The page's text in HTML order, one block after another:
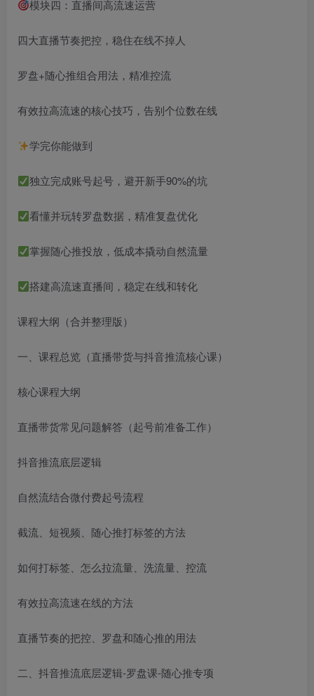
模块四：直播间高流速运营
四大直播节奏把控，稳住在线不掉人
罗盘+随心推组合用法，精准控流
有效拉高流速的核心技巧，告别个位数在线
学完你能做到
独立完成账号起号，避开新手90%的坑
看懂并玩转罗盘数据，精准复盘优化
掌握随心推投放，低成本撬动自然流量
搭建高流速直播间，稳定在线和转化
课程大纲（合并整理版）
一、课程总览（直播带货与抖音推流核心课）
核心课程大纲
直播带货常见问题解答（起号前准备工作）
抖音推流底层逻辑
自然流结合微付费起号流程
截流、短视频、随心推打标签的方法
如何打标签、怎么拉流量、洗流量、控流
有效拉高流速在线的方法
直播节奏的把控、罗盘和随心推的用法
二、抖音推流底层逻辑-罗盘课-随心推专项